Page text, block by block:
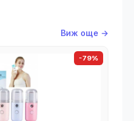
Виж още →
-79%